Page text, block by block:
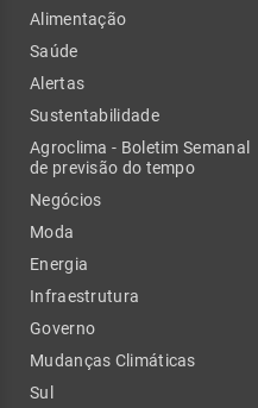
Alimentação
Saúde
Alertas
Sustentabilidade
Agroclima - Boletim Semanal
de previsão do tempo
Negócios
Moda
Energia
Infraestrutura
Governo
Mudanças Climáticas
Sul